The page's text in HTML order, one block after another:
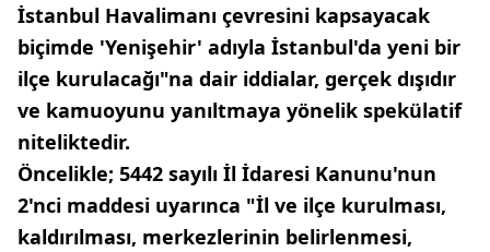
İstanbul Havalimanı çevresini kapsayacak
biçimde 'Yenişehir' adıyla İstanbul'da yeni bir
ilçe kurulacağı"na dair iddialar, gerçek dışıdır
ve kamuoyunu yanıltmaya yönelik spekülatif
niteliktedir.
Öncelikle; 5442 sayılı İl İdaresi Kanunu'nun
2'nci maddesi uyarınca "İl ve ilçe kurulması,
kaldırılması, merkezlerinin belirlenmesi,